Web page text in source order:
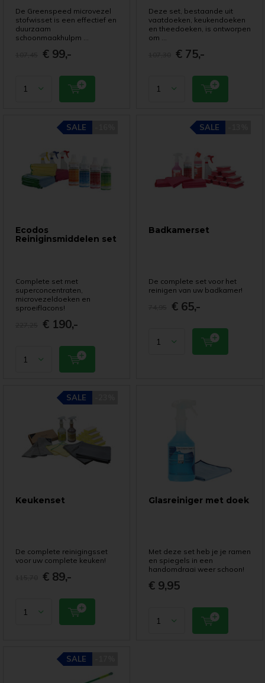
De Greenspeed microvezel
stofwisset is een effectief en
duurzaam
schoonmaakhulpm ...
€ 99,-
Deze set, bestaande uit
vaatdoeken, keukendoeken
en theedoeken, is ontworpen
om ...
€ 75,-
Ecodos
Reiniginsmiddelen set
SALE
Complete set met
superconcentraten,
microvezeldoeken en
sproeiflacons!
€ 190,-
Badkamerset
SALE
De complete set voor het
reinigen van uw badkamer!
€ 65,-
Keukenset
SALE
De complete reinigingsset
voor uw complete keuken!
€ 89,-
Glasreiniger met doek
Met deze set heb je je ramen
en spiegels in een
handomdraai weer schoon!
€ 9,95
SALE